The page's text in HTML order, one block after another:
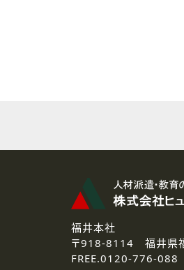
な
3.個
弊社
4.個
ご提
福井本社
〒918-8114 福井県
FREE.0120-776-088